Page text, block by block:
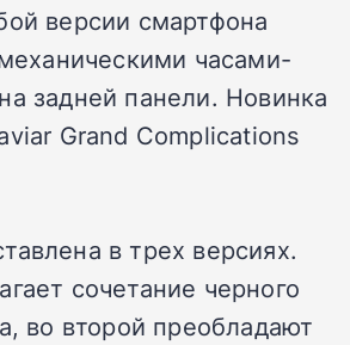
версии смартфона
часами-
задней панели. Новинка
Grand Complications
в трех версиях.
сочетание черного
во второй преобладают